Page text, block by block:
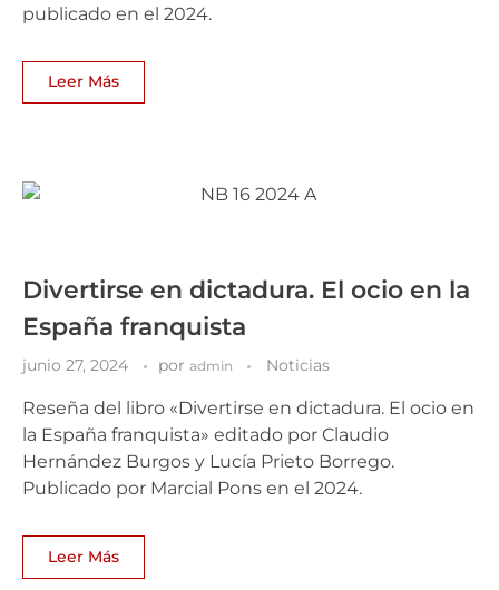
publicado en el 2024.
Leer Más
Divertirse en dictadura. El ocio en la
España franquista
junio 27, 2024 por admin Noticias
Reseña del libro «Divertirse en dictadura. El ocio en
la España franquista» editado por Claudio
Hernández Burgos y Lucía Prieto Borrego.
Publicado por Marcial Pons en el 2024.
Leer Más